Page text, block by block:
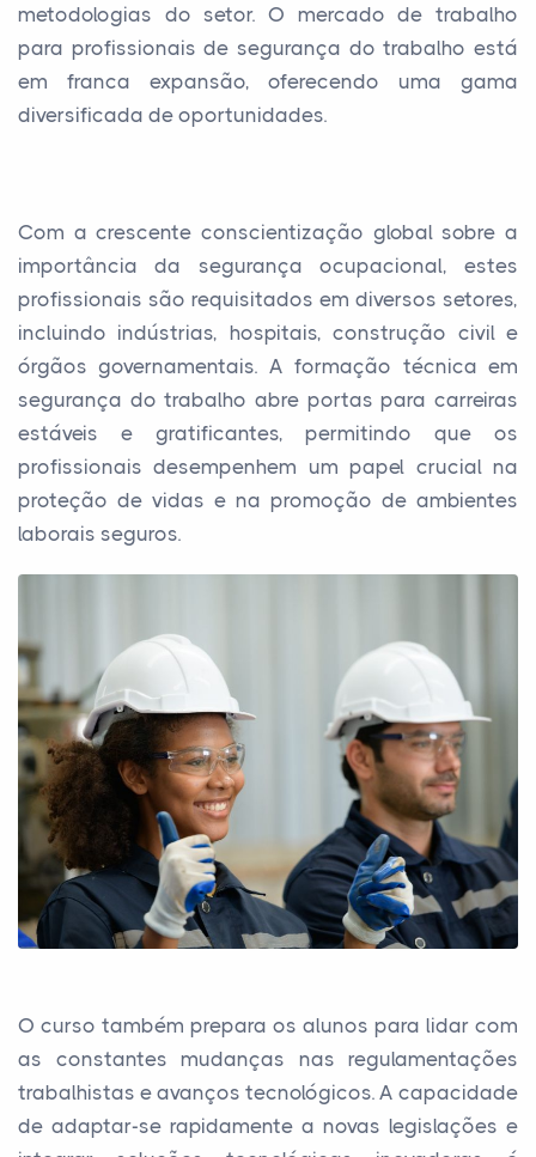
metodologias do setor. O mercado de trabalho
para profissionais de segurança do trabalho está
em franca expansão, oferecendo uma gama
diversificada de oportunidades.
Com a crescente conscientização global sobre a
importância da segurança ocupacional, estes
profissionais são requisitados em diversos setores,
incluindo indústrias, hospitais, construção civil e
órgãos governamentais. A formação técnica em
segurança do trabalho abre portas para carreiras
estáveis e gratificantes, permitindo que os
profissionais desempenhem um papel crucial na
proteção de vidas e na promoção de ambientes
laborais seguros.
O curso também prepara os alunos para lidar com
as constantes mudanças nas regulamentações
trabalhistas e avanços tecnológicos. A capacidade
de adaptar-se rapidamente a novas legislações e